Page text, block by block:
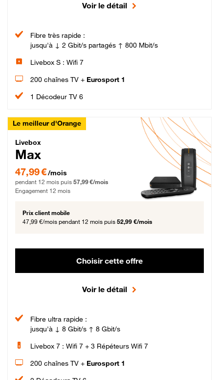
Voir le détail
Fibre très rapide :
jusqu'à ↓ 2 Gbit/s partagés ↑ 800 Mbit/s
Livebox S : Wifi 7
200 chaînes TV + Eurosport 1
1 Décodeur TV 6
Le meilleur d'Orange
Livebox Max Fibre
Livebox
Max
47,99 € par mois pendant 12 mois puis 57,99 € par mois, Engagement 12 mois
47,99 €/mois
pendant 12 mois puis 57,99 €/mois
Engagement 12 mois
Prix client mobile
47,99 €/mois pendant 12 mois puis 52,99 €/mois
Choisir cette offre
Voir le détail
Fibre ultra rapide :
jusqu'à ↓ 8 Gbit/s ↑ 8 Gbit/s
Livebox 7 : Wifi 7 + 3 Répéteurs Wifi 7
200 chaînes TV + Eurosport 1